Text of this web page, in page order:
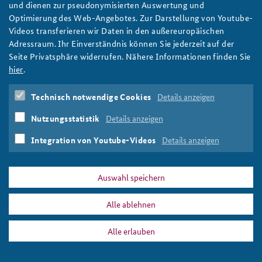
Anfahrt
Freundeskreis
Deutsches Forum Sicherheitspolitik
Arbeitskreis "Junge Sicherheitspolitiker"
Das Sicherheitspolitische Gespräch an der BAKS
Studierendenkonferenz Sicherheitspolitik gestalten
Newsletter-Archiv
Sami Mlouhi
teaser_sami_mlouhi_cc_by-sa.png Drucken
und dienen zur pseudonymisierten Auswertung und
Optimierung des Web-Angebotes. Zur Darstellung von Youtube-
Videos transferieren wir Daten in den außereuropäischen
Adressraum. Ihr Einverständnis können Sie jederzeit auf der
Seite Privatsphäre widerrufen. Nähere Informationen finden Sie
hier.
Technisch notwendige Cookies Details anzeigen
Nutzungsstatistik Details anzeigen
Integration von Youtube-Videos Details anzeigen
Auswahl speichern
Alle ablehnen
Alle erlauben